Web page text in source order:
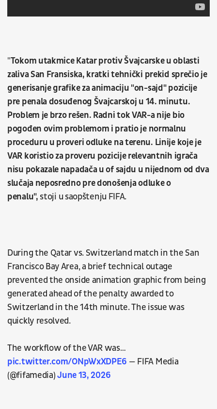
"Tokom utakmice Katar protiv Švajcarske u oblasti
zaliva San Fransiska, kratki tehnički prekid sprečio je
generisanje grafike za animaciju "on-sajd" pozicije
pre penala dosuđenog Švajcarskoj u 14. minutu.
Problem je brzo rešen. Radni tok VAR-a nije bio
pogođen ovim problemom i pratio je normalnu
proceduru u proveri odluke na terenu. Linije koje je
VAR koristio za proveru pozicije relevantnih igrača
nisu pokazale napadača u of sajdu u nijednom od dva
slučaja neposredno pre donošenja odluke o
penalu", stoji u saopštenju FIFA.
During the Qatar vs. Switzerland match in the San
Francisco Bay Area, a brief technical outage
prevented the onside animation graphic from being
generated ahead of the penalty awarded to
Switzerland in the 14th minute. The issue was
quickly resolved.
The workflow of the VAR was…
pic.twitter.com/ONpWxXDPE6 — FIFA Media
(@fifamedia)June 13, 2026